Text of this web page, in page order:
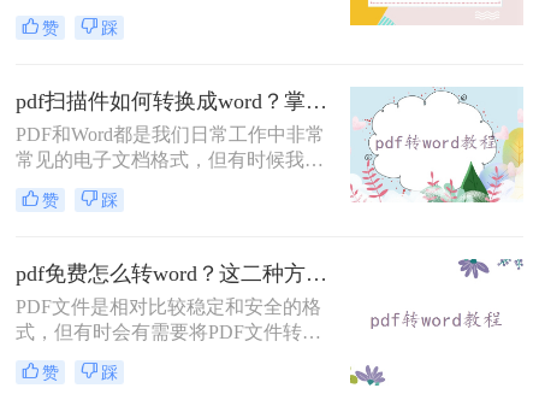
工作和学习中，我们经常会遇到需要
将Pdf格式的文档转换为Word文档的
格式，它们分别具有各自的特点和用
途。
赞 踩
pdf扫描件如何转换成word？掌握这三种超简单方法，1分钟就可以轻松转换！
PDF和Word都是我们日常工作中非常
常见的电子文档格式，但有时候我们
会遇到需要将PDF扫描件转换成Word
格式的需求。这时候，我们该如何进
扫描件如何转换成word的方法。
赞 踩
pdf免费怎么转word？这二种方法简单易学，你一定要知道！
PDF文件是相对比较稳定和安全的格
式，但有时会有需要将PDF文件转成
Word文件。这在工作和学习等方面都
有用处。但是，很多人发现 PDF 转
赞 踩